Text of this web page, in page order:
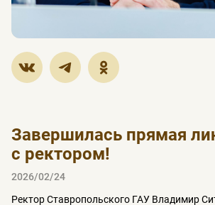
Завершилась прямая
с ректором!
2026/02/24
Ректор Ставропольского ГАУ Владимир